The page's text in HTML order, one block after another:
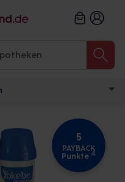
5
PAYBACK
Punkte 4